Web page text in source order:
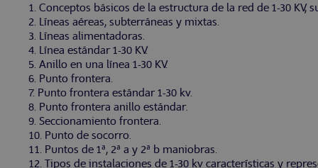
1. Conceptos básicos de la estructura de la red de 1-30
2. Líneas aéreas, subterráneas y mixtas.
3. Líneas alimentadoras.
4. Línea estándar 1-30 KV.
5. Anillo en una línea 1-30 KV.
6. Punto frontera.
7. Punto frontera estándar 1-30 kv.
8. Punto frontera anillo estándar.
9. Seccionamiento frontera.
10. Punto de socorro.
11. Puntos de 1ª, 2ª a y 2ª b maniobras.
12. Tipos de instalaciones de 1-30 kv características y